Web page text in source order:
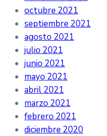
octubre 2021
septiembre 2021
agosto 2021
julio 2021
junio 2021
mayo 2021
abril 2021
marzo 2021
febrero 2021
diciembre 2020